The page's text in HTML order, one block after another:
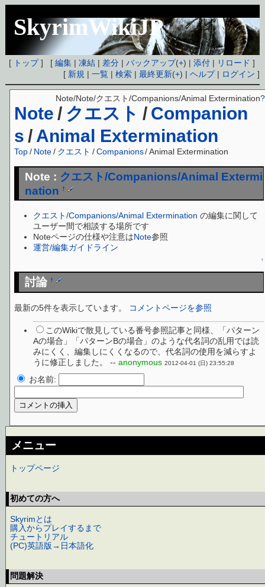
SkyrimWikiJP
[ トップ] [編集 |凍結 | 差分 |バックアップ(+) |添付 | リロード ]
[ 新規 |一覧 |検索 |最終更新(+) |ヘルプ| ログイン ]
Note / クエスト / Companion
s / Animal Extermination
Note/Note/クエスト/Companions/Animal Extermination?
Top / Note/ クエスト / Companions/ Animal Extermination
Note : クエスト/Companions/Animal Extermi
nation
†
クエスト/Companions/Animal Extermination の編集に関して
ユーザー間で相談する場所です
Noteページの仕様や注意はNote参照
運営/編集ガイドライン
↑
討論†
最新の5件を表示しています。 コメントページを参照
このWikiで散見している番号参照記事と同様、「パターン
Aの場合」「パターンBの場合」のような代名詞の乱用では読
みにくく、編集しにくくなるので、代名詞の使用を減らすよ
うに修正しました。 --anonymous 2012-04-01 (日) 23:55:28
お名前:
メニュー
トップページ
初めての方へ
Skyrimとは
購入からプレイするまで
チュートリアル
(PC)英語版→日本語化
問題解決